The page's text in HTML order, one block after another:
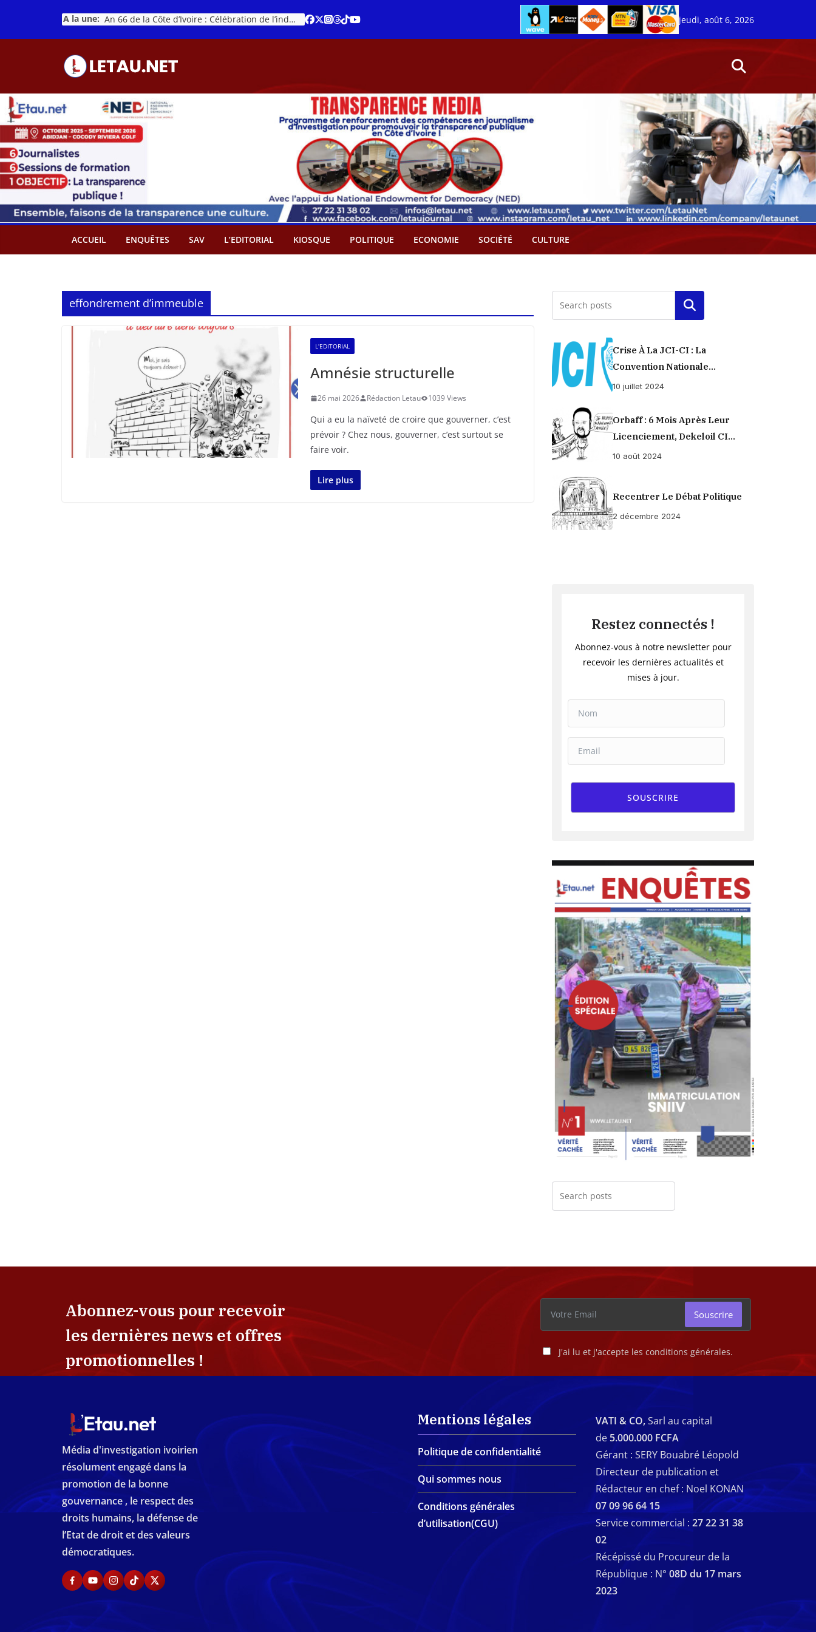
contenu
A la une: An 66 de la Côte d’Ivoire : Célébration de l’indépendance ou cérémonie d’hommage à Ouattara ?
jeudi, août 6, 2026
ACCUEIL ENQUÊTES SAV L’EDITORIAL KIOSQUE POLITIQUE ECONOMIE SOCIÉTÉ CULTURE
effondrement d’immeuble
L'EDITORIAL
Amnésie structurelle
26 mai 2026 Rédaction Letau 1039 Views
Qui a eu la naïveté de croire que gouverner, c’est
prévoir ? Chez nous, gouverner, c’est surtout se
faire voir.
Lire plus
Rechercher
Crise À La JCI-CI : La
Convention Nationale
Provisoirement Suspendue
10 juillet 2024
Orbaff : 6 Mois Après Leur
Licenciement, Dekeloil CI
Propose À Ses Ex-Ouvriers Un
10 août 2024
Recentrer Le Débat Politique
2 décembre 2024
Restez connectés !
Abonnez-vous à notre newsletter pour
recevoir les dernières actualités et
mises à jour.
SOUSCRIRE
Abonnez-vous pour recevoir
les dernières news et offres
promotionnelles !
J'ai lu et j'accepte les conditions générales.
Souscrire
Média d'investigation ivoirien
résolument engagé dans la
promotion de la bonne
gouvernance , le respect des
droits humains, la défense de
l’Etat de droit et des valeurs
démocratiques.
Mentions légales
Politique de confidentialité
Qui sommes nous
Conditions générales
d’utilisation(CGU)
VATI & CO,Sarl au capital
de 5.000.000 FCFA
Gérant : SERY Bouabré Léopold
Directeur de publication et
Rédacteur en chef : Noel KONAN
07 09 96 64 15
Service commercial : 27 22 31 38
02
Récépissé du Procureur de la
République : N° 08D du 17 mars
2023